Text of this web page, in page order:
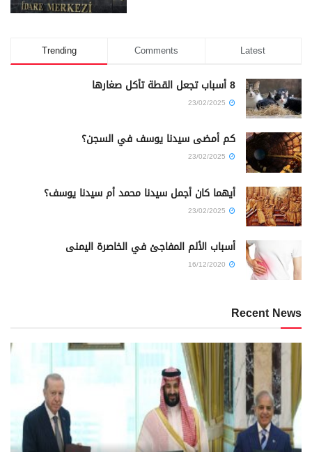
Trending Comments Latest
8 أسباب تجعل القطة تأكل صغارها
كم أمضى سيدنا يوسف في السجن؟
أيهما كان أجمل سيدنا محمد أم سيدنا يوسف؟
أسباب الألم المفاجئ في الخاصرة اليمنى
Recent News